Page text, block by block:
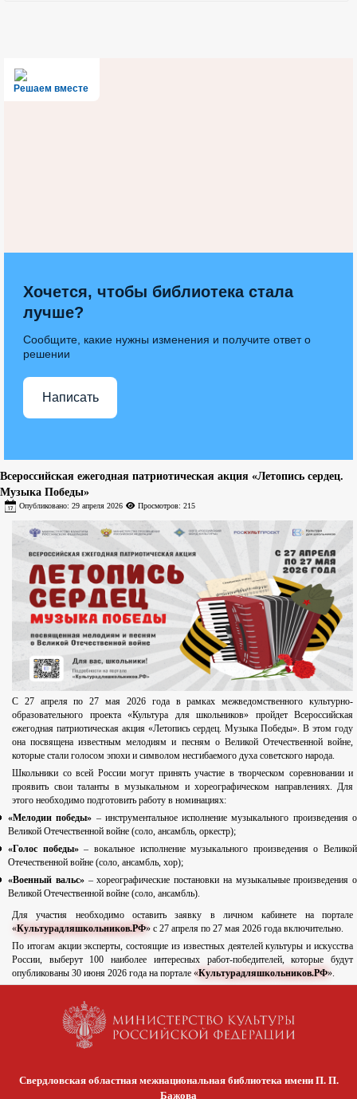
Решаем вместе
Хочется, чтобы библиотека стала
лучше?
Сообщите, какие нужны изменения и получите ответ о
решении
Написать
Всероссийская ежегодная патриотическая акция «Летопись сердец.
Музыка Победы»
Опубликовано: 29 апреля 2026 Просмотров: 215
С 27 апреля по 27 мая 2026 года в рамках межведомственного культурно-
образовательного проекта «Культура для школьников» пройдет Всероссийская
ежегодная патриотическая акция «Летопись сердец. Музыка Победы». В этом году
она посвящена известным мелодиям и песням о Великой Отечественной войне,
которые стали голосом эпохи и символом несгибаемого духа советского народа.⁣
Школьники со всей России могут принять участие в творческом соревновании и
проявить свои таланты в музыкальном и хореографическом направлениях. Для
этого необходимо подготовить работу в номинациях:
«Мелодии победы» – инструментальное исполнение музыкального произведения о
Великой Отечественной войне (соло, ансамбль, оркестр);
«Голос победы»– вокальное исполнение музыкального произведения о Великой
Отечественной войне (соло, ансамбль, хор);
«Военный вальс»– хореографические постановки на музыкальные произведения о
Великой Отечественной войне (соло, ансамбль).⁣
Для участия необходимо оставить заявку в личном кабинете на портале
«Культурадляшкольников.РФ» с 27 апреля по 27 мая 2026 года включительно.⁣
По итогам акции эксперты, состоящие из известных деятелей культуры и искусства
России, выберут 100 наиболее интересных работ-победителей, которые будут
опубликованы 30 июня 2026 года на портале «Культурадляшкольников.РФ».
Свердловская областная межнациональная библиотека имени П. П.
Бажова